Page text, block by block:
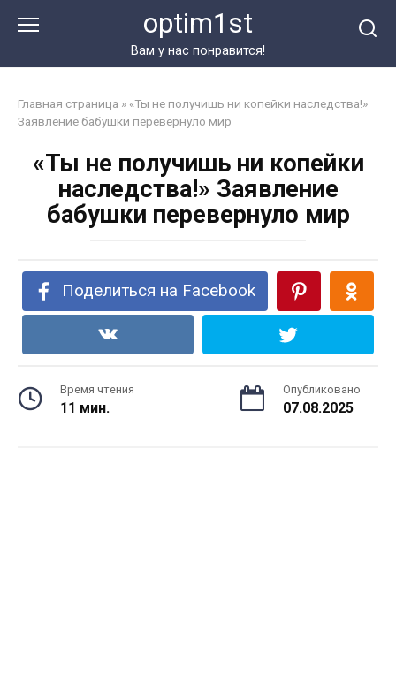
optim1st
Вам у нас понравится!
Главная страница » «Ты не получишь ни копейки наследства!»
Заявление бабушки перевернуло мир
«Ты не получишь ни копейки
наследства!» Заявление
бабушки перевернуло мир
Поделиться на Facebook
Время чтения
11 мин.
Опубликовано
07.08.2025